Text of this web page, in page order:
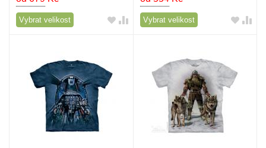
Vybrat velikost Vybrat velikost